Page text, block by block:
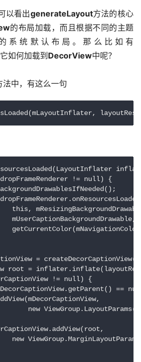
以看出generateLayout方法的核心
的布局加载，而且根据不同的主题
系统默认布局。那么比如有
如何加载到 DecorView中呢？
法中，有这么一句
!= null) {
this,
=
root =
!= null) {
==
new
new